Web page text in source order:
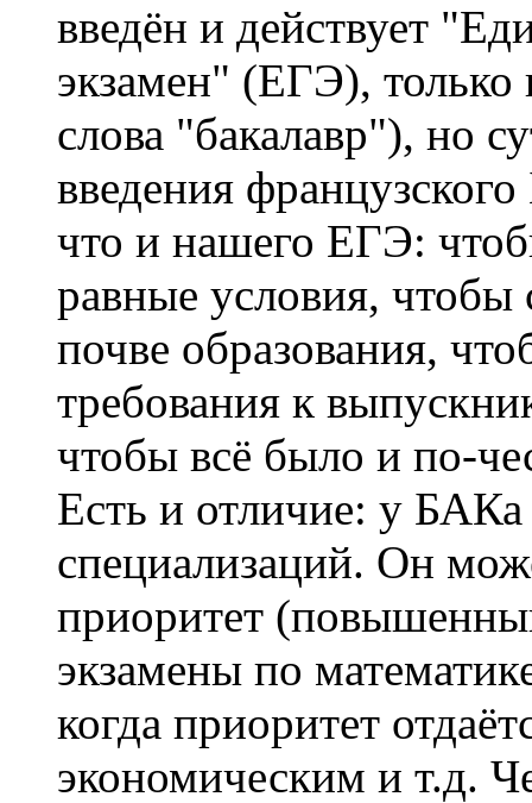
введён и действует
экзамен" (ЕГЭ),
слова "бакалавр"), но
введения
что и нашего ЕГЭ:
равные условия, чтобы
почве образования,
требования к
чтобы всё было и по-
Есть и отличие: у БАКа
специализаций. Он
приоритет
экзамены по
когда приоритет
экономическим и т.д.